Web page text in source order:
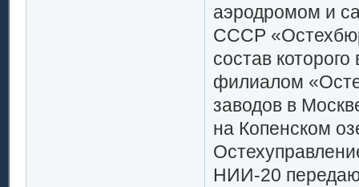
аэродромом и
СССР
состав
филиалом
заводов в
на Копенском
НИИ-20